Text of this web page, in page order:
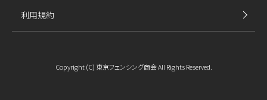
利用規約
Copyright (C) 東京フェンシング商会 All Rights Reserved.